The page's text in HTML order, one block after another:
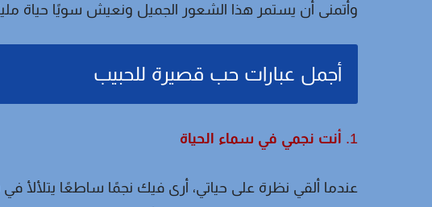
وأتمنى أن يستمر هذا الشعور الجميل ونعيش سويًا حياة
أجمل عبارات حب قصيرة للحبيب
1. أنت نجمي في سماء الحياة
عندما ألقي نظرة على حياتي، أرى فيك نجمًا ساطعًا يتلألأ